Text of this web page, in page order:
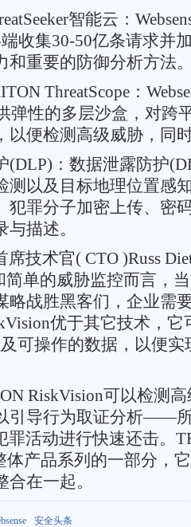
智能云：
收集30-50亿条请求并
和重要的防御分析方法
ThreatScope：
弹性的多层沙盒，对跨
以便检测高级威胁，同
：数据泄露防护
测以及目标地理位置感
犯罪分子加密上传、密
描述。
技术官( CTO )Russ
简单的威胁监控而言，
略战胜黑客们，企业需
优于其它技术，
可操作的数据，以便
RiskVision可以检测
引导行为取证分析——
罪活动进行快速还击。
体产品系列的一部分，
在一起。
安全头条